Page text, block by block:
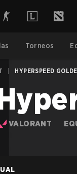
Torneos
HYPERSPEED
VALORANT